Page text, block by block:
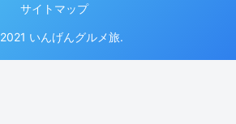
サイトマップ
いんげんグルメ旅.